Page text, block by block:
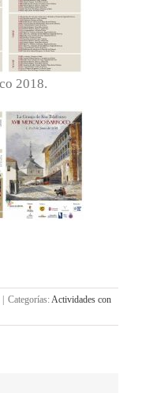
2018.
| Categorías: Actividades con